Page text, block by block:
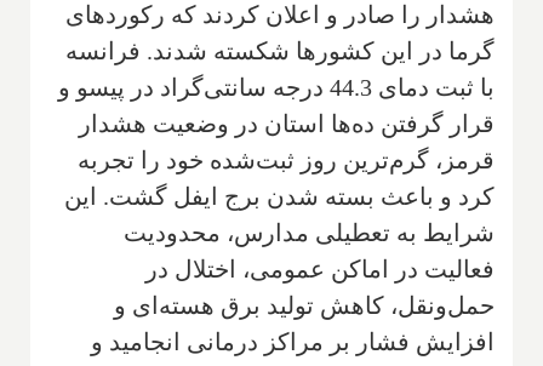
هشدار را صادر و اعلان کردند که رکوردهای
گرما در این کشورها شکسته شدند. فرانسه
با ثبت دمای 44.3 درجه سانتی‌گراد در پیسو و
قرار گرفتن ده‌ها استان در وضعیت هشدار
قرمز، گرم‌ترین روز ثبت‌شده خود را تجربه
کرد و باعث بسته شدن برج ایفل گشت. این
شرایط به تعطیلی مدارس، محدودیت
فعالیت در اماکن عمومی، اختلال در
حمل‌ونقل، کاهش تولید برق هسته‌ای و
افزایش فشار بر مراکز درمانی انجامید و